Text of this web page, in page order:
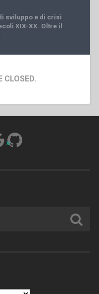
sviluppo e di crisi
XIX-XX. Oltre il
CLOSED.
GitHub